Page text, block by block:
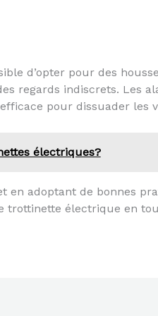
d’opter pour des
regards indiscrets. Les
pour dissuader les
électriques?
en adoptant de bonnes
électrique en